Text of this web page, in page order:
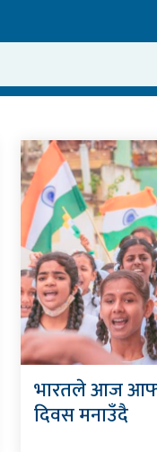
भारतले आज
दिवस मनाउँदै